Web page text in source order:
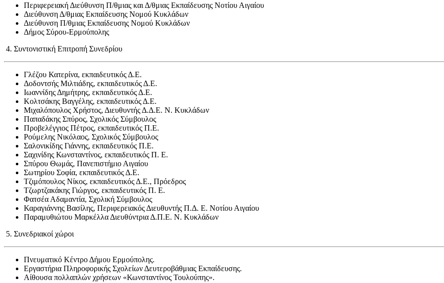
Περιφερειακή Διεύθυνση Π/θμιας και Δ/θμιας Εκπαίδευσης Νοτίου Αιγαίου
Διεύθυνση Δ/θμιας Εκπαίδευσης Νομού Κυκλάδων
Διεύθυνση Π/θμιας Εκπαίδευσης Νομού Κυκλάδων
Δήμος Σύρου-Ερμούπολης
4. Συντονιστική Επιτροπή Συνεδρίου
Γλέζου Κατερίνα, εκπαιδευτικός Δ.Ε.
Δοδοντσής Μιλτιάδης, εκπαιδευτικός Δ.Ε.
Ιωαννίδης Δημήτρης, εκπαιδευτικός Δ.Ε.
Κολτσάκης Βαγγέλης, εκπαιδευτικός Δ.Ε.
Μιχαλόπουλος Χρήστος, Διευθυντής Δ.Δ.Ε. Ν. Κυκλάδων
Παπαδάκης Σπύρος, Σχολικός Σύμβουλος
Προβελέγγιος Πέτρος, εκπαιδευτικός Π.Ε.
Ρούμελης Νικόλαος, Σχολικός Σύμβουλος
Σαλονικίδης Γιάννης, εκπαιδευτικός Π.Ε.
Σαχινίδης Κωνσταντίνος, εκπαιδευτικός Π. Ε.
Σπύρου Θωμάς, Πανεπιστήμιο Αιγαίου
Σωτηρίου Σοφία, εκπαιδευτικός Δ.Ε.
Τζιμόπουλος Νίκος, εκπαιδευτικός Δ.Ε., Πρόεδρος
Τζωρτζακάκης Γιώργος, εκπαιδευτικός Π. Ε.
Φατσέα Αδαμαντία, Σχολική Σύμβουλος
Καραγιάννης Βασίλης, Περιφερειακός Διευθυντής Π.Δ. Ε. Νοτίου Αιγαίου
Παραμυθιώτου Μαρκέλλα Διευθύντρια Δ.Π.Ε. Ν. Κυκλάδων
5. Συνεδριακοί χώροι
Πνευματικό Κέντρο Δήμου Ερμούπολης.
Εργαστήρια Πληροφορικής Σχολείων Δευτεροβάθμιας Εκπαίδευσης.
Αίθουσα πολλαπλών χρήσεων «Κωνσταντίνος Τουλούπης».